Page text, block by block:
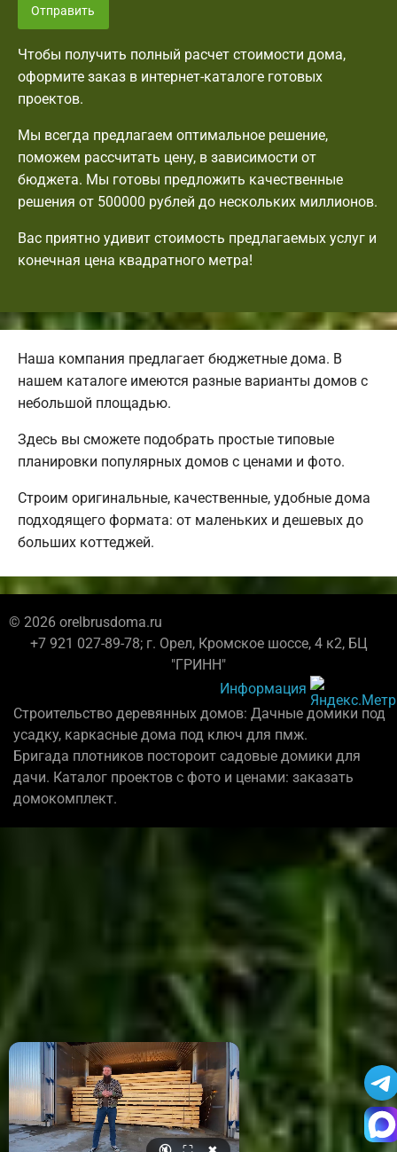
Отправить
Чтобы получить полный расчет стоимости дома,
оформите заказ в интернет-каталоге готовых
проектов.
Мы всегда предлагаем оптимальное решение,
поможем рассчитать цену, в зависимости от
бюджета. Мы готовы предложить качественные
решения от 500000 рублей до нескольких миллионов.
Вас приятно удивит стоимость предлагаемых услуг и
конечная цена квадратного метра!
Наша компания предлагает бюджетные дома. В
нашем каталоге имеются разные варианты домов с
небольшой площадью.
Здесь вы сможете подобрать простые типовые
планировки популярных домов с ценами и фото.
Строим оригинальные, качественные, удобные дома
подходящего формата: от маленьких и дешевых до
больших коттеджей.
© 2026 orelbrusdoma.ru
+7 921 027-89-78; г. Орел, Кромское шоссе, 4 к2, БЦ
"ГРИНН"
Информация
Строительство деревянных домов: Дачные домики под
усадку, каркасные дома под ключ для пмж.
Бригада плотников постороит садовые домики для
дачи. Каталог проектов с фото и ценами: заказать
домокомплект.